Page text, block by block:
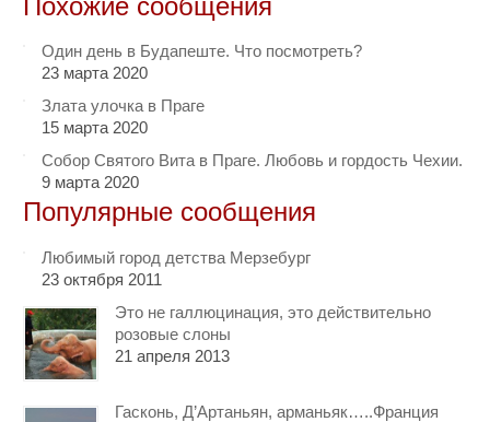
Один день в Будапеште. Что посмотреть?
23 марта 2020
Злата улочка в Праге
15 марта 2020
Собор Святого Вита в Праге. Любовь и гордость Чехии.
9 марта 2020
Популярные сообщения
Любимый город детства Мерзебург
23 октября 2011
Это не галлюцинация, это действительно
розовые слоны
21 апреля 2013
Гасконь, Д’Артаньян, арманьяк…..Франция